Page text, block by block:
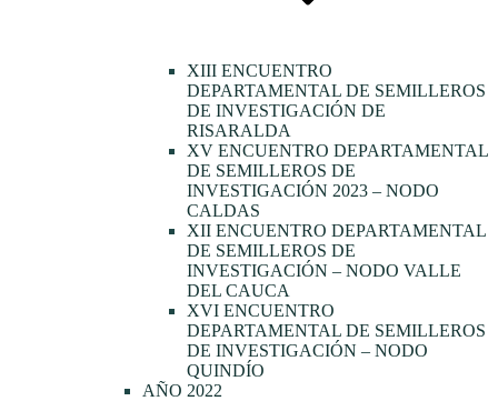
XIII ENCUENTRO
DEPARTAMENTAL DE SEMILLEROS
DE INVESTIGACIÓN DE
RISARALDA
XV ENCUENTRO DEPARTAMENTAL
DE SEMILLEROS DE
INVESTIGACIÓN 2023 – NODO
CALDAS
XII ENCUENTRO DEPARTAMENTAL
DE SEMILLEROS DE
INVESTIGACIÓN – NODO VALLE
DEL CAUCA
XVI ENCUENTRO
DEPARTAMENTAL DE SEMILLEROS
DE INVESTIGACIÓN – NODO
QUINDÍO
AÑO 2022